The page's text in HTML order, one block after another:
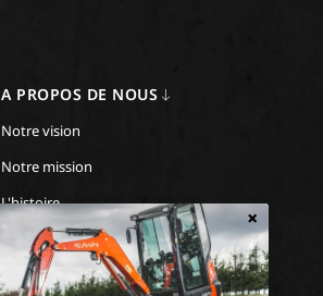
×
A PROPOS DE NOUS
Notre vision
Notre mission
L'histoire